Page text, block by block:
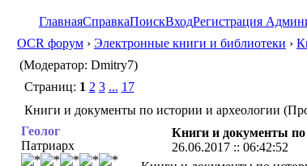
ГлавнаяСправкаПоискВходРегистрация
OCR форум › Электронные книги и библиотеки ›
(Модератор: Dmitry7)
Страниц: 1 2 3 ... 17
Книги и документы по истории и археологии
Геолог
Патриарх
Книги и документы по
26.06.2017 :: 06:42:52